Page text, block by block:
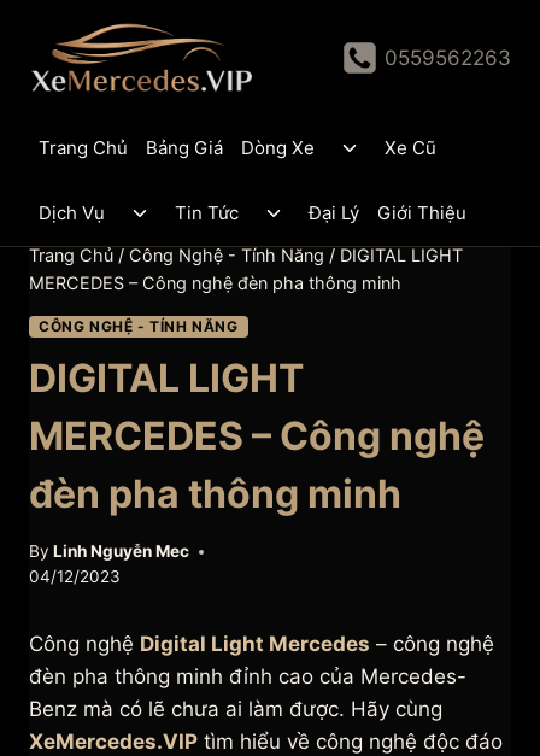
content
0559562263
Trang Chủ Bảng Giá Dòng Xe
ToggleXe Cũ
Dịch Vụ
Toggle
menu
Tin Tức
Toggle
menu
Đại Lý Giới Thiệu
Trang Chủ / Công Nghệ - Tính Năng / DIGITAL LIGHT
MERCEDES – Công nghệ đèn pha thông minh
CÔNG NGHỆ - TÍNH NĂNG
DIGITAL LIGHT
MERCEDES – Công nghệ
đèn pha thông minh
By Linh Nguyễn Mec
04/12/2023
Công nghệ Digital Light Mercedes – công nghệ
đèn pha thông minh đỉnh cao của Mercedes-
Benz mà có lẽ chưa ai làm được. Hãy cùng
XeMercedes.VIP tìm hiểu về công nghệ độc đáo